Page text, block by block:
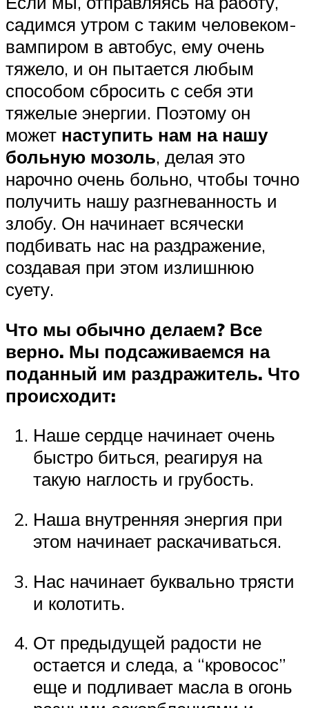
садимся утром с таким человеком-
вампиром в автобус, ему очень
тяжело, и он пытается любым
способом сбросить с себя эти
тяжелые энергии. Поэтому он
может наступить нам на нашу
больную мозоль, делая это
нарочно очень больно, чтобы точно
получить нашу разгневанность и
злобу. Он начинает всячески
подбивать нас на раздражение,
создавая при этом излишнюю
суету.
Что мы обычно делаем? Все
верно. Мы подсаживаемся на
поданный им раздражитель. Что
происходит:
Наше сердце начинает очень
быстро биться, реагируя на
такую наглость и грубость.
Наша внутренняя энергия при
этом начинает раскачиваться.
Нас начинает буквально трясти
и колотить.
От предыдущей радости не
остается и следа, а “кровосос”
еще и подливает масла в огонь